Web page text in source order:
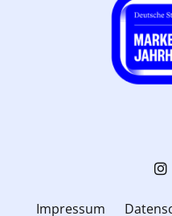
Impressum